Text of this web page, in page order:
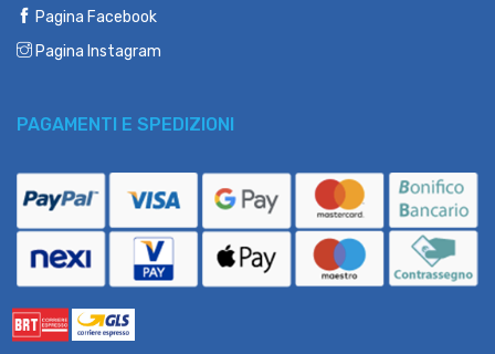
Pagina Facebook
Pagina Instagram
PAGAMENTI E SPEDIZIONI